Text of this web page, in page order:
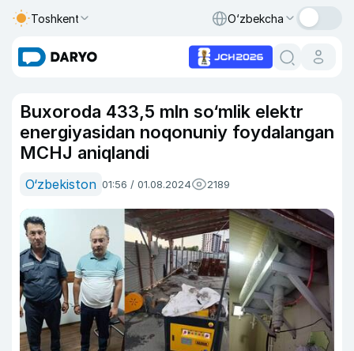
Toshkent O‘zbekcha
Buxoroda 433,5 mln so‘mlik elektr
energiyasidan noqonuniy foydalangan
MCHJ aniqlandi
O‘zbekiston 01:56 / 01.08.2024 2189